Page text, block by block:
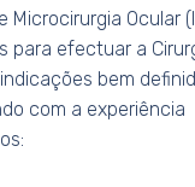
Ocular
para efectuar a
bem
com a experiência